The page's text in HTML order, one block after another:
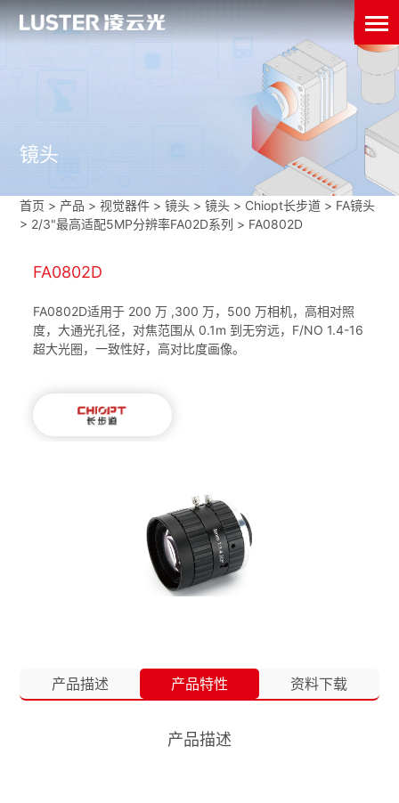
镜头
首页 > 产品 > 视觉器件 >镜头 >镜头 > Chiopt长步道 > FA镜头
> 2/3"最高适配5MP分辨率FA02D系列 > FA0802D
FA0802D
​FA0802D适用于 200 万 ,300 万，500 万相机，高相对照
度，大通光孔径，对焦范围从 0.1m 到无穷远，F/NO 1.4-16
超大光圈，一致性好，高对比度画像。
产品描述 产品特性 资料下载
产品描述